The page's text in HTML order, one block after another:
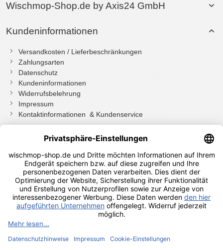
Wischmop-Shop.de by Axis24 GmbH
Kundeninformationen
Versandkosten / Lieferbeschränkungen
Zahlungsarten
Datenschutz
Kundeninformationen
Widerrufsbelehrung
Impressum
Kontaktinformationen & Kundenservice
Wenn Sie mit Kundenkonto bestellt haben, können Sie sich
einloggen
und bei der Bestellung in Ihrem Konto den Widerrufen Button
drücken.
Wenn Sie als Gast bestellt haben klicken Sie auf diesen Button.
Shopauskunft Kundenbewertungen